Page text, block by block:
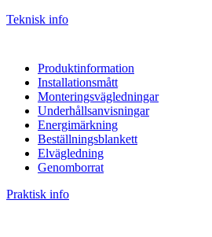
Teknisk info
Produktinformation
Installationsmått
Monteringsvägledningar
Underhållsanvisningar
Energimärkning
Beställningsblankett
Elvägledning
Genomborrat
Praktisk info